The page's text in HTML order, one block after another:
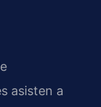
asisten a